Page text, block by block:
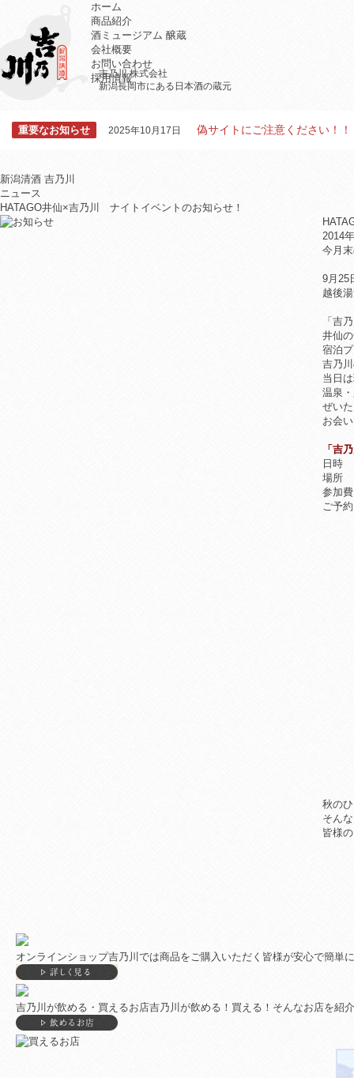
吉乃川 株式会社
新潟長岡市にある日本酒の蔵元
ホーム
商品紹介
酒ミュージアム 醸蔵
会社概要
お問い合わせ
採用情報
重要なお知らせ 2025年10月17日 偽サイトにご注意ください！！
新潟清酒 吉乃川
ニュース
HATAGO井仙×吉乃川 ナイトイベントのお知らせ！
2014
今月
9月25
越後
「吉
井仙
宿泊
吉乃
当日
温泉
ぜい
お会
「吉
日時
場所
参加
ご予
秋の
そん
皆様
オンラインショップ吉乃川では商品をご購入いただく皆様が安心で簡単
吉乃川が飲める・買えるお店吉乃川が飲める！買える！そんなお店を紹